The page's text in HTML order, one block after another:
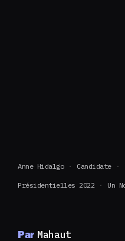
Anne Hidalgo Candidate
Présidentielles 2022 Un
Par Mahaut